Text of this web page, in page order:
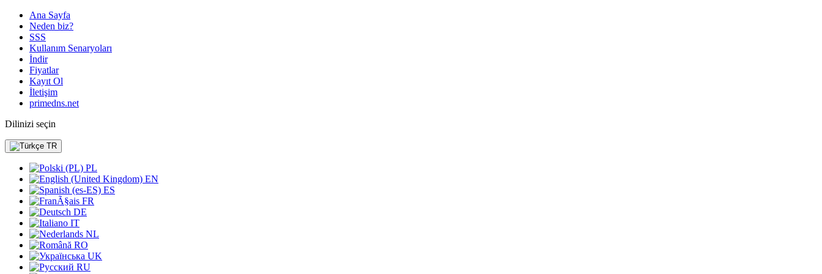
Ana Sayfa
Neden biz?
SSS
Kullanım Senaryoları
İndir
Fiyatlar
Kayıt Ol
İletişim
primedns.net
Dilinizi seçin
TR
PL
EN
ES
FR
DE
IT
NL
RO
UK
RU